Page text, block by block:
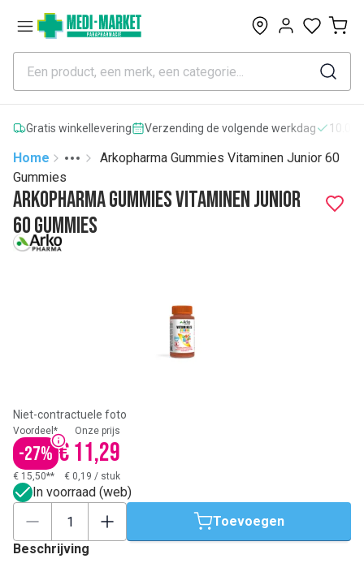
0
Gratis winkellevering Verzending de volgende werkdag
Home
More
Toggle menu
Arkopharma Gummies Vitaminen Junior 60
Gummies
Arkopharma Gummies Vitaminen Junior
60 Gummies
Niet-contractuele foto
Voordeel*
-27%
Onze prijs
€ 11,29
€ 15,50** € 0,19 / stuk
In voorraad (web)
Toevoegen
Beschrijving